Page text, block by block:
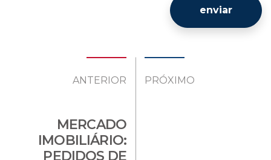
enviar
ANTERIOR
MERCADO
IMOBILIÁRIO:
PEDIDOS DE
PRÓXIMO